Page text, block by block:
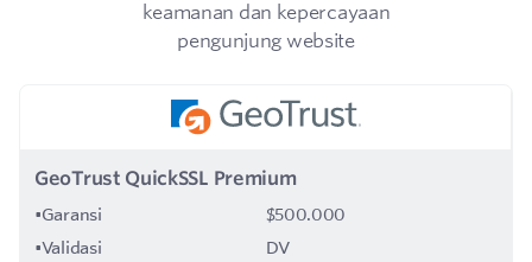
keamanan dan kepercayaan
pengunjung website
GeoTrust QuickSSL Premium
•Garansi
$500.000
•Validasi
DV